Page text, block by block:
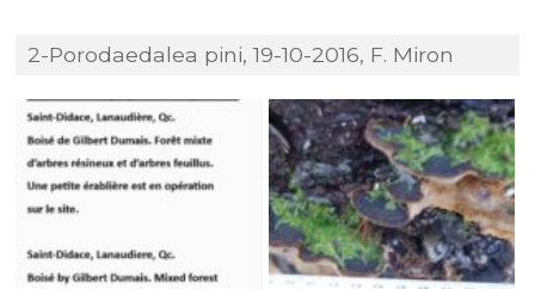
2-Porodaedalea pini, 19-10-2016, F. Miron